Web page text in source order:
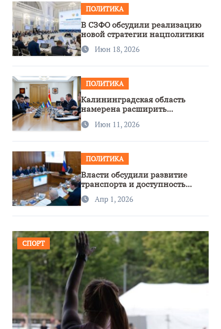
ПОЛИТИКА
В СЗФО обсудили реализацию
новой стратегии нацполитики
Июн 18, 2026
ПОЛИТИКА
Калининградская область
намерена расширить
сотрудничество с Узбекистаном
Июн 11, 2026
ПОЛИТИКА
Власти обсудили развитие
транспорта и доступность
региона
Апр 1, 2026
СПОРТ